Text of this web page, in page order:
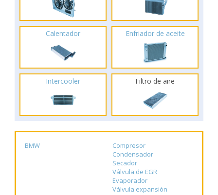
Calentador Enfriador de aceite
Intercooler Filtro de aire
BMW
Compresor
Condensador
Secador
Válvula de EGR
Evaporador
Válvula expansión